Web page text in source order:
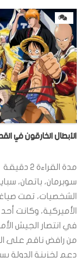
0
الأبطال الخارقون في
مدة القراءة 2 دقيقة
سوبرمان، باتمان،
الشخصيات، تمت
الأميركية، وكانت
في انتصار الجيش
من رافض ناقم على
دعم لخزينة الدولة